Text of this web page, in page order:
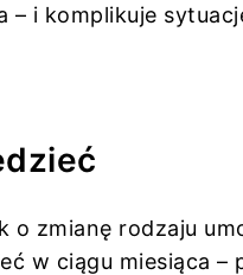
i komplikuje
o zmianę rodzaju
w ciągu miesiąca –